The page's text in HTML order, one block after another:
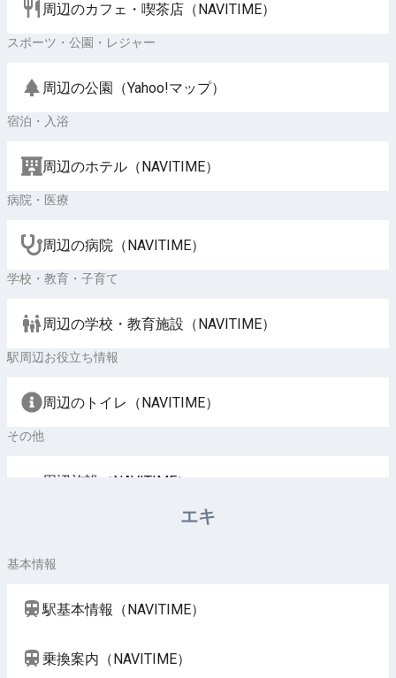
周辺のカフェ・喫茶店（NAVITIME）
スポーツ・公園・レジャー
周辺の公園（Yahoo!マップ）
宿泊・入浴
周辺のホテル（NAVITIME）
病院・医療
周辺の病院（NAVITIME）
学校・教育・子育て
周辺の学校・教育施設（NAVITIME）
駅周辺お役立ち情報
周辺のトイレ（NAVITIME）
その他
周辺施設（NAVITIME）
エキ
基本情報
駅基本情報（NAVITIME）
乗換案内（NAVITIME）